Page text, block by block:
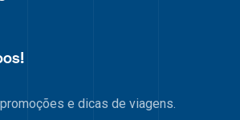
e dicas de viagens.